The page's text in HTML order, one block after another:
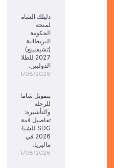
دليلك الشامل
لمنحة
الحكومة
البريطانية
(تشيفنينغ)
2027 للطلاب
الدوليين.
04/08/2026
بتمويل شامل
للرحلة
والتأشيرة:
تفاصيل قمة
SDG للشباب
2026 في
ماليزيا.
04/08/2026